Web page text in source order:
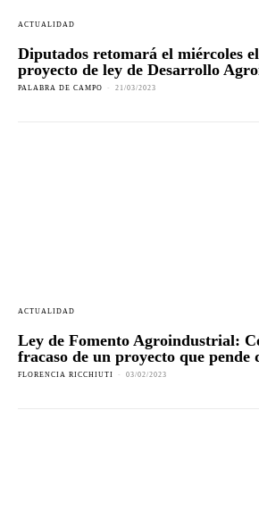
ACTUALIDAD
Diputados retomará el miércoles
proyecto de ley de Desarrollo
PALABRA DE CAMPO - 21/03/2023
ACTUALIDAD
Ley de Fomento Agroindustrial:
fracaso de un proyecto que pende
FLORENCIA RICCHIUTI - 03/02/2023